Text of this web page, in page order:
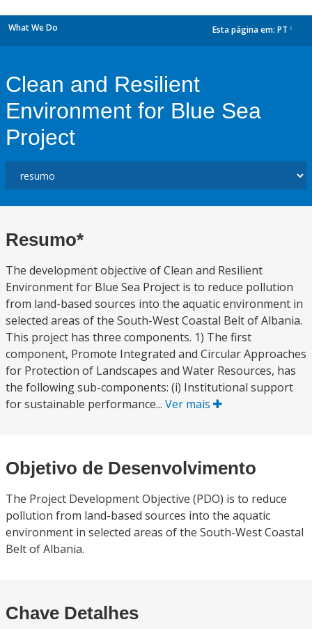
What We Do Esta página em: PT
Clean and Resilient
Environment for Blue Sea
Project
Resumo*
The development objective of Clean and Resilient
Environment for Blue Sea Project is to reduce pollution
from land-based sources into the aquatic environment in
selected areas of the South-West Coastal Belt of Albania.
This project has three components. 1) The first
component, Promote Integrated and Circular Approaches
for Protection of Landscapes and Water Resources, has
the following sub-components: (i) Institutional support
for sustainable performance... Ver mais
Objetivo de Desenvolvimento
The Project Development Objective (PDO) is to reduce
pollution from land-based sources into the aquatic
environment in selected areas of the South-West Coastal
Belt of Albania.
Chave Detalhes